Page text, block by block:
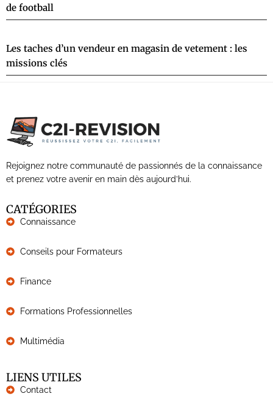
de football
Les taches d’un vendeur en magasin de vetement : les
missions clés
Rejoignez notre communauté de passionnés de la connaissance
et prenez votre avenir en main dès aujourd’hui.
CATÉGORIES
Connaissance
Conseils pour Formateurs
Finance
Formations Professionnelles
Multimédia
LIENS UTILES
Contact